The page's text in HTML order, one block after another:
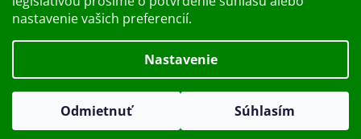
nastavenie vašich preferencií.
Nastavenie
Odmietnuť Súhlasím
Dobry deň Chceme Vás informovať, že predajňa bude zatvorená
v piatok 7.8.2026. Ďakujeme za pochopenie S pozdravom
Copyright 2026Kupelnashop.sk. Všetky práva vyhradené.
Upraviť nastavenie cookies